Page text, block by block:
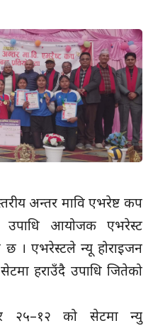
अन्तर मावि एभरेष्ट कप
उपाधि आयोजक एभरेस्ट
। एभरेस्टले न्यू होराइजन
हराउँदै उपाधि जितेको
२५–१२ को सेटमा न्यु